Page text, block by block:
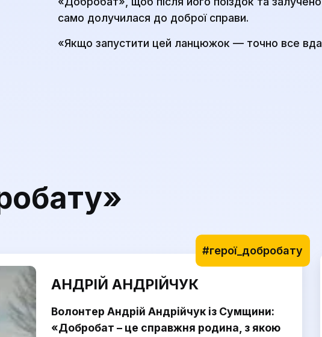
само долучилася до доброї справи.
«Якщо запустити цей ланцюжок — точно все
АНДРІЙ АНДРІЙЧУК
Волонтер Андрій Андрійчук із Сумщини:
«Добробат – це справжня родина, з якою
#герої_добробату